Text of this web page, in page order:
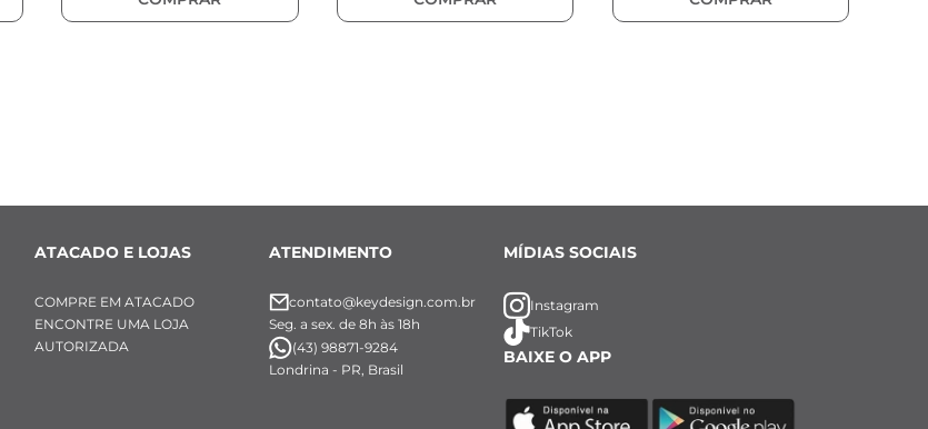
ATACADO E LOJAS
COMPRE EM ATACADO
ENCONTRE UMA LOJA
AUTORIZADA
ATENDIMENTO
contato@keydesign.com.br
Seg. a sex. de 8h às 18h
(43) 98871-9284
Londrina - PR, Brasil
MÍDIAS SOCIAIS
Instagram
TikTok
BAIXE O APP